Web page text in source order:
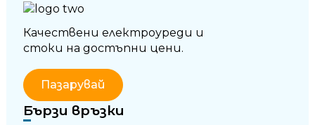
Качествени електроуреди и
стоки на достъпни цени.
Пазарувай
Бързи връзки